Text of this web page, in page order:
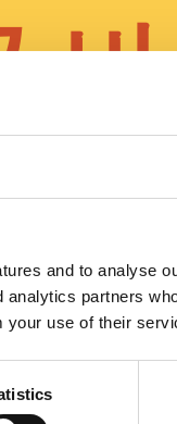
and to analyse
partners
your use of their